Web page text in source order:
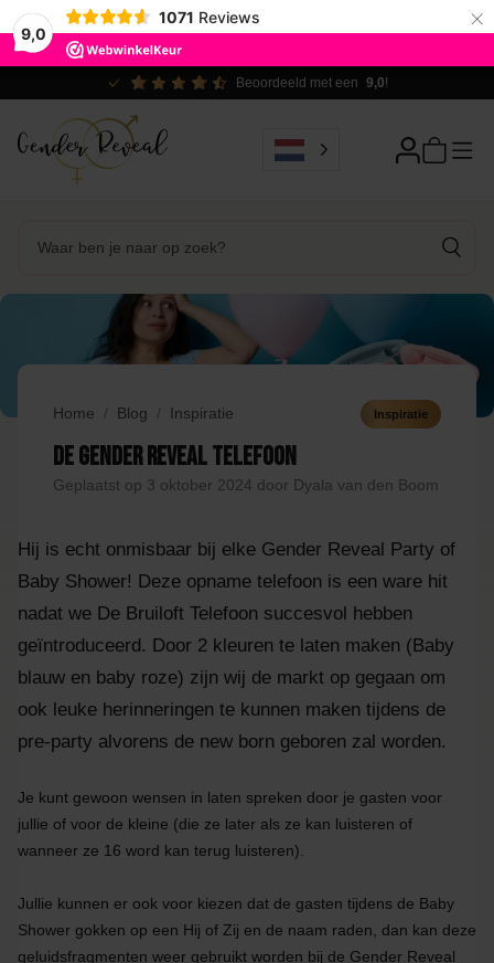
9,0
1071 Reviews ×
Beoordeeld met een 9,0!
Home Blog Inspiratie Inspiratie
De Gender Reveal telefoon
Geplaatst op 3 oktober 2024 door Dyala van den Boom
Hij is echt onmisbaar bij elke Gender Reveal Party of
Baby Shower! Deze opname telefoon is een ware hit
nadat we De Bruiloft Telefoon succesvol hebben
geïntroduceerd. Door 2 kleuren te laten maken (Baby
blauw en baby roze) zijn wij de markt op gegaan om
ook leuke herinneringen te kunnen maken tijdens de
pre-party alvorens de new born geboren zal worden.
Je kunt gewoon wensen in laten spreken door je gasten voor
jullie of voor de kleine (die ze later als ze kan luisteren of
wanneer ze 16 word kan terug luisteren).
Jullie kunnen er ook voor kiezen dat de gasten tijdens de Baby
Shower gokken op een Hij of Zij en de naam raden, dan kan deze
geluidsfragmenten weer gebruikt worden bij de Gender Reveal